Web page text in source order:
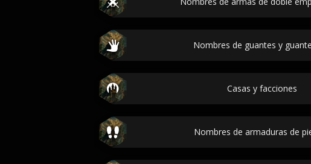
Nombres de guantes y
Casas y facciones
Nombres de armaduras de